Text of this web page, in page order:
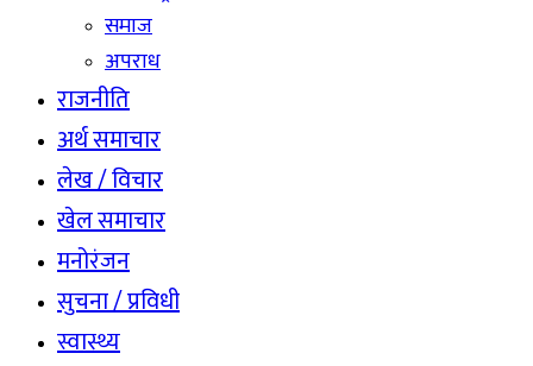
समाज
अपराध
राजनीति
अर्थ समाचार
लेख / विचार
खेल समाचार
मनोरंजन
सुचना / प्रविधी
स्वास्थ्य